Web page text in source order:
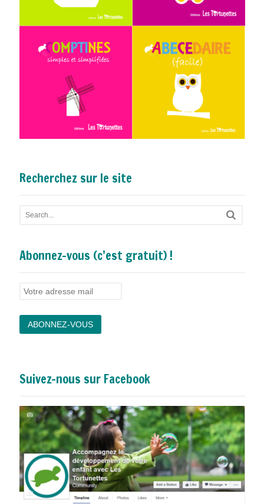
Recherchez sur le site
Abonnez-vous (c’est gratuit) !
Suivez-nous sur Facebook